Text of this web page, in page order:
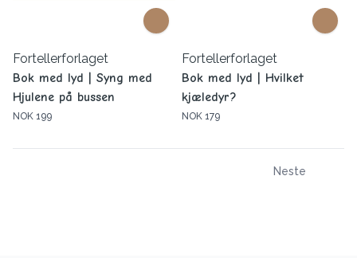
Fortellerforlaget
Bok med lyd | Syng med
Hjulene på bussen
NOK 199
Fortellerforlaget
Bok med lyd | Hvilket
kjæledyr?
NOK 179
Neste